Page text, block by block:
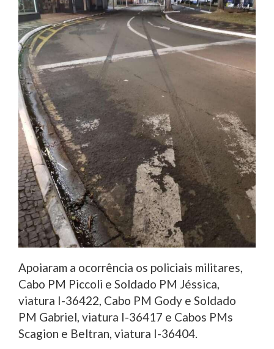
Apoiaram a ocorrência os policiais militares,
Cabo PM Piccoli e Soldado PM Jéssica,
viatura I-36422, Cabo PM Gody e Soldado
PM Gabriel, viatura I-36417 e Cabos PMs
Scagion e Beltran, viatura I-36404.